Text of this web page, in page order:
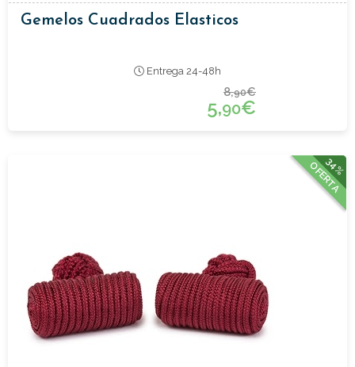
Gemelos Cuadrados Elasticos
Entrega 24-48h
8,90€
5,90€
34%
OFERTA